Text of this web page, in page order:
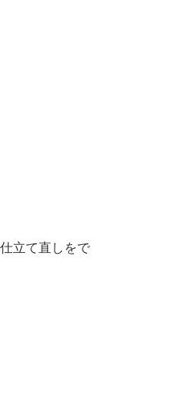
立て直しをで